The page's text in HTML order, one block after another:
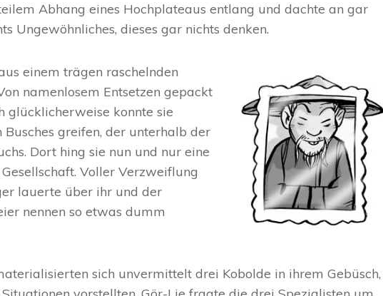
Abhang eines Hochplateaus entlang und dachte an gar
Ungewöhnliches, dieses gar nichts denken.
einem trägen raschelnden
namenlosem Entsetzen gepackt
glücklicherweise konnte sie
greifen, der unterhalb der
Dort hing sie nun und nur eine
Voller Verzweiflung
lauerte über ihr und der
nennen so etwas dumm
sich unvermittelt drei Kobolde in ihrem Gebüsch,